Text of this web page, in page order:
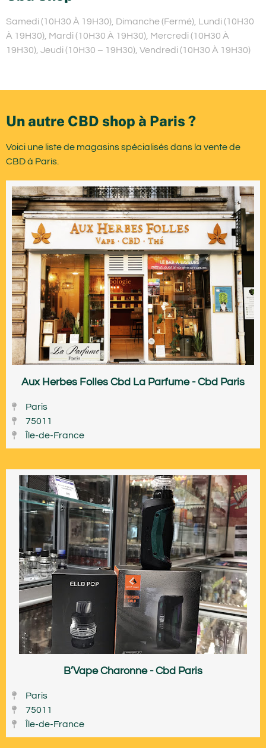
Samedi (10H30 À 19H30), Dimanche (Fermé), Lundi (10H30
À 19H30), Mardi (10H30 À 19H30), Mercredi (10H30 À
19H30), Jeudi (10H30 – 19H30), Vendredi (10H30 À 19H30)
Un autre CBD shop à Paris ?
Voici une liste de magasins spécialisés dans la vente de
CBD à Paris.
Aux Herbes Folles Cbd La Parfume - Cbd Paris
Paris
75011
Île-de-France
B’Vape Charonne - Cbd Paris
Paris
75011
Île-de-France